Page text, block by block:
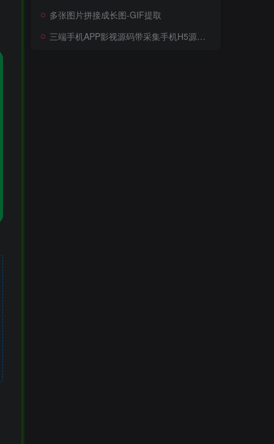
多张图片拼接成长图-GIF提取
三端手机APP影视源码带采集手机H5源码带VIP卡密功能